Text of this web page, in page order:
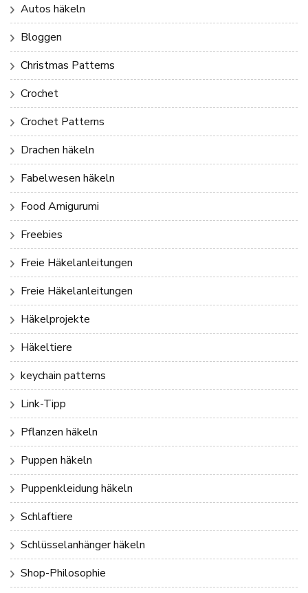
Autos häkeln
Bloggen
Christmas Patterns
Crochet
Crochet Patterns
Drachen häkeln
Fabelwesen häkeln
Food Amigurumi
Freebies
Freie Häkelanleitungen
Freie Häkelanleitungen
Häkelprojekte
Häkeltiere
keychain patterns
Link-Tipp
Pflanzen häkeln
Puppen häkeln
Puppenkleidung häkeln
Schlaftiere
Schlüsselanhänger häkeln
Shop-Philosophie